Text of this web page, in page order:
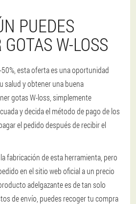
PUEDES
W-LOSS
50%, esta oferta es una oportunidad
salud y obtener una buena
gotas W-loss, simplemente
y decida el método de pago de los
el pedido después de recibir el
fabricación de esta herramienta, pero
en el sitio web oficial a un precio
adelgazante es de tan solo
de envío, puedes recoger tu compra